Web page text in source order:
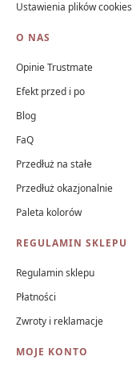
Ustawienia plików cookies
O NAS
Opinie Trustmate
Efekt przed i po
Blog
FaQ
Przedłuż na stałe
Przedłuż okazjonalnie
Paleta kolorów
REGULAMIN SKLEPU
Regulamin sklepu
Płatności
Zwroty i reklamacje
MOJE KONTO